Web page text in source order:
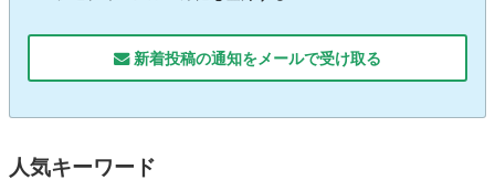
新着投稿の通知をメールで受け取る
人気キーワード